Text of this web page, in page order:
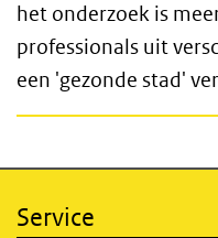
het onderzoek is
professionals uit
een 'gezonde stad'
Service